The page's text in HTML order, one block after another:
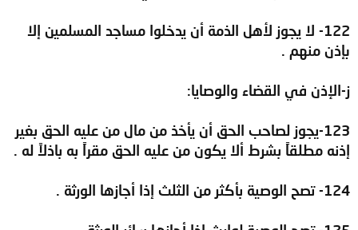
122- لا يجوز لأهل الذمة أن يدخلوا مساجد المسلمين إلا
بإذن منهم .
ز-الإذن في القضاء والوصايا:
123-يجوز لصاحب الحق أن يأخذ من مال من عليه الحق بغير
إذنه مطلقاً بشرط ألا يكون من عليه الحق مقراً به باذلاً له .
124- تصح الوصية بأكثر من الثلث إذا أجازها الورثة .